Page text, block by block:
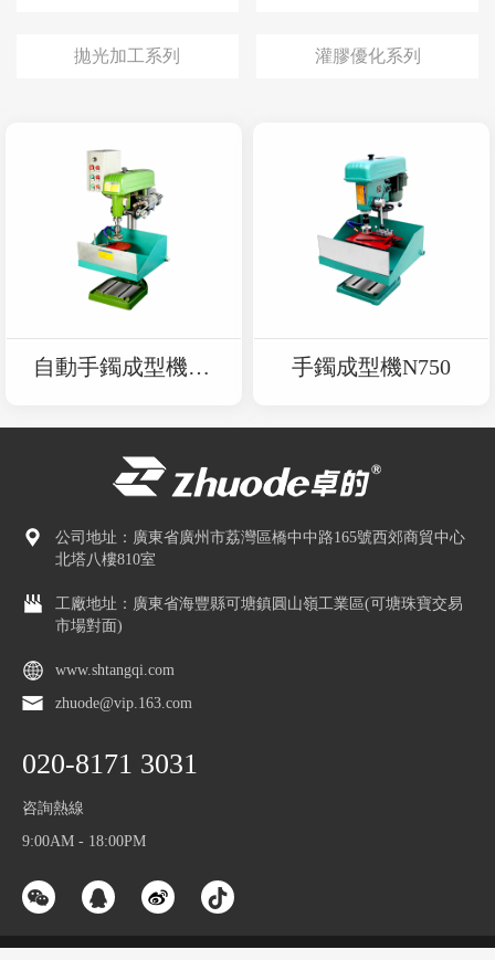
拋光加工系列 灌膠優化系列
自動手鐲成型機N9
手鐲成型機N750
公司地址：廣東省廣州市荔灣區橋中中路165號西郊商貿中心
北塔八樓810室
工廠地址：廣東省海豐縣可塘鎮圓山嶺工業區(可塘珠寶交易
市場對面)
www.shtangqi.com
zhuode@vip.163.com
020-8171 3031
咨詢熱線
9:00AM - 18:00PM